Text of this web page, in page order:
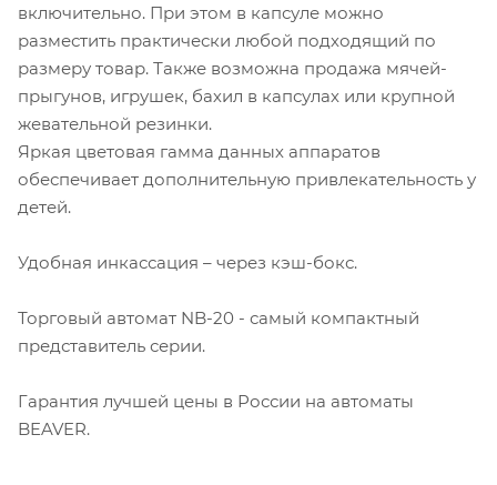
включительно. При этом в капсуле можно
разместить практически любой подходящий по
размеру товар. Также возможна продажа мячей-
прыгунов, игрушек, бахил в капсулах или крупной
жевательной резинки.
Яркая цветовая гамма данных аппаратов
обеспечивает дополнительную привлекательность у
детей.
Удобная инкассация – через кэш-бокс.
Торговый автомат NB-20 - самый компактный
представитель серии.
Гарантия лучшей цены в России на автоматы
BEAVER.